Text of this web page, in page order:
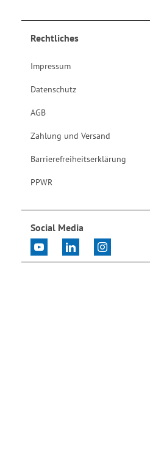
Rechtliches
Impressum
Datenschutz
AGB
Zahlung und Versand
Barrierefreiheitserklärung
PPWR
Social Media